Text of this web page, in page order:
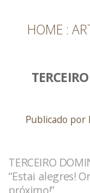
HOME
Publicado por
TERCEIRO
“Estai alegres!